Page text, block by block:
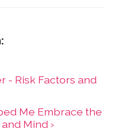
- Risk Factors and
Me Embrace the
Mind ›